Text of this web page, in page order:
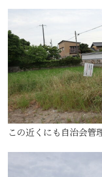
この近くにも自治会管